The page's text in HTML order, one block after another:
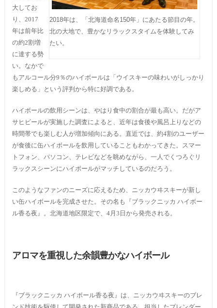
2018年は、「北海道命名150年」にあたる節目の年。
北の大地で、豊かなリラックスタイムを体験してみ
たい。
大してお
り、2017
年は前年比
の約2割増
に達する勢
い。なかで
もアルコール分9％のハイボールは「ウイスキーの味わいがしっかり
楽しめる」という評判から特に好調である。
ハイボールの飲用シーンは、やはり食中の割合が最も高い。だがア
サヒビールが実施した調査によると、近年は食後や風呂上りなどの
時間帯でも楽しむ人が増加傾向にある。直近では、約4割のユーザー
が食後に缶ハイボールを飲用していることもわかってきた。スマー
トフォン、パソコン、テレビなどを眺めながら、一人でくつろぐリ
ラックスシーンにハイボールがマッチしているのだろう。
このようなファンのニーズに応えるため、ニッカウヰスキーが新し
い缶ハイボールを完成させた。その名も『ブラックニッカ ハイボー
ル香る夜』。北海道地区限定で、4月3日から発売される。
アロマを重視した余韻豊かなハイボール
『ブラックニッカ ハイボール香る夜』は、ニッカウヰスキーのブレ